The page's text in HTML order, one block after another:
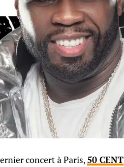
concert à Paris,50 CENT